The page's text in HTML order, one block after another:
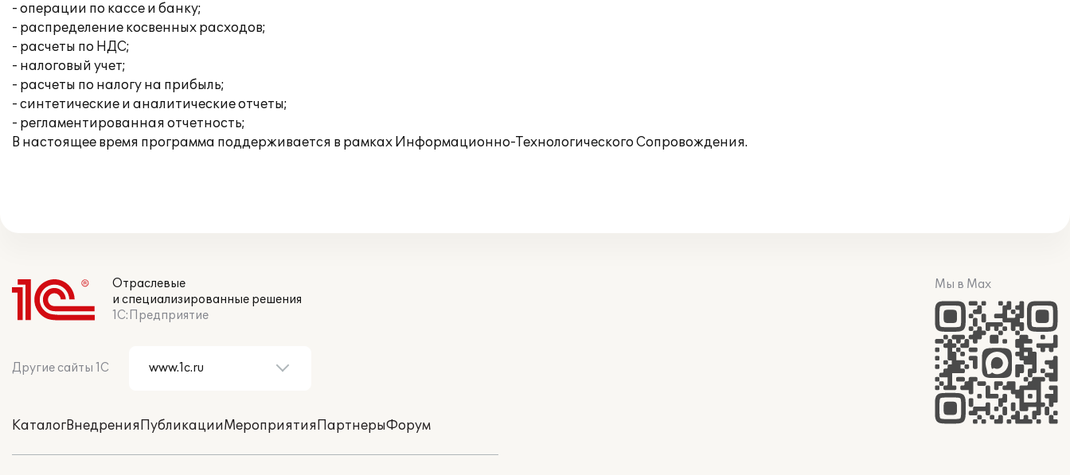
- операции по кассе и банку;
- распределение косвенных расходов;
- расчеты по НДС;
- налоговый учет;
- расчеты по налогу на прибыль;
- синтетические и аналитические отчеты;
- регламентированная отчетность;
В настоящее время программа поддерживается в рамках Информационно-Технологического Сопровождения.
Отраслевые
и специализированные решения
1С:Предприятие
Другие сайты 1С
КаталогВнедренияПубликацииМероприятияПартнерыФорум
Мы в Max